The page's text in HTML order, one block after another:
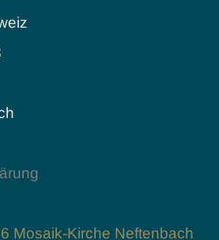
Mosaik-Kirche Neftenbach